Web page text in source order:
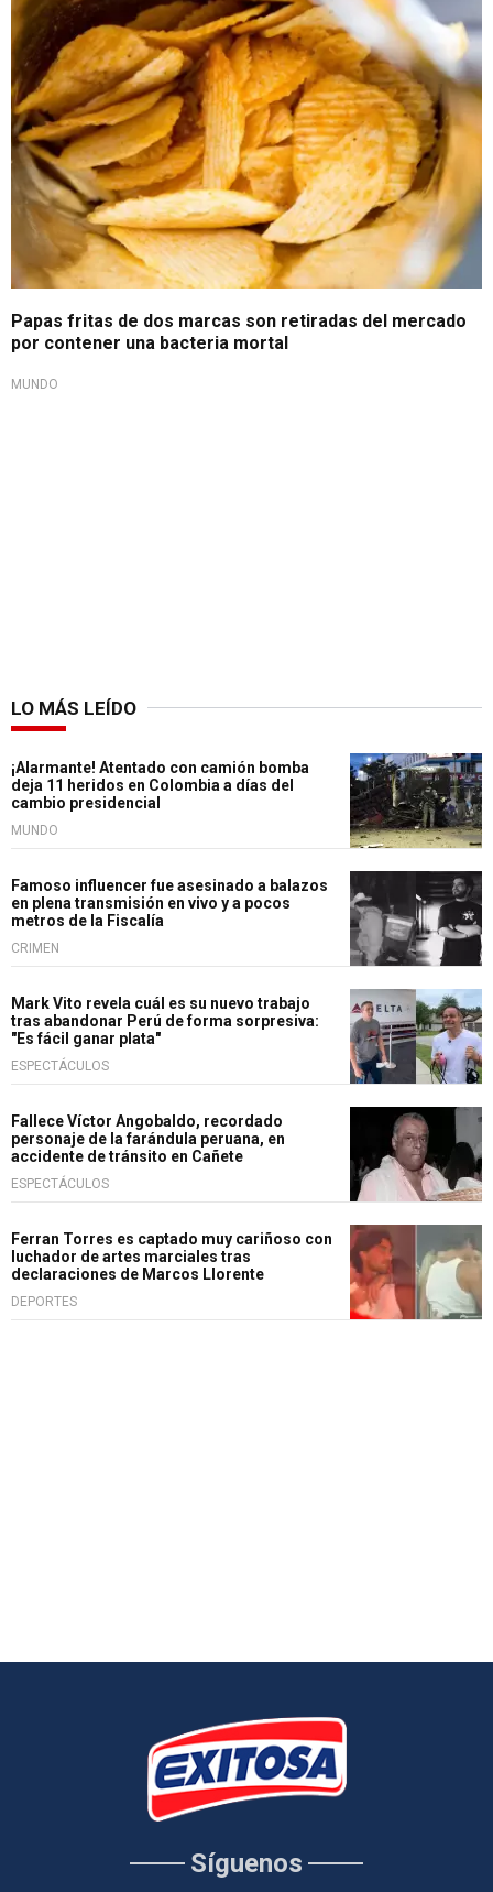
Papas fritas de dos marcas son retiradas del mercado
por contener una bacteria mortal
MUNDO
LO MÁS LEÍDO
¡Alarmante! Atentado con camión bomba
deja 11 heridos en Colombia a días del
cambio presidencial
MUNDO
Famoso influencer fue asesinado a balazos
en plena transmisión en vivo y a pocos
metros de la Fiscalía
CRIMEN
Mark Vito revela cuál es su nuevo trabajo
tras abandonar Perú de forma sorpresiva:
"Es fácil ganar plata"
ESPECTÁCULOS
Fallece Víctor Angobaldo, recordado
personaje de la farándula peruana, en
accidente de tránsito en Cañete
ESPECTÁCULOS
Ferran Torres es captado muy cariñoso con
luchador de artes marciales tras
declaraciones de Marcos Llorente
DEPORTES
Síguenos